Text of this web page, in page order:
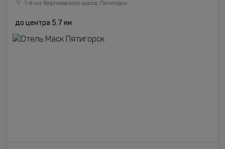
1-й км Георгиевского шоссе, Пятигорск
до центра 5.7 км